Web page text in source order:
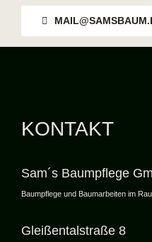
KONTAKT
Sam´s Baumpflege
Baumpflege und Baumarbeiten im
Gleißentalstraße 8